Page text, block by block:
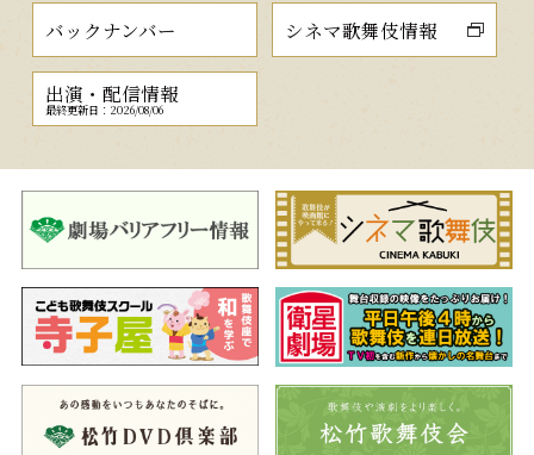
バックナンバー シネマ歌舞伎情報
出演・配信情報
最終更新日：2026/08/06